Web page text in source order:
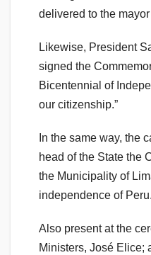
delivered to the
Likewise, President
signed the
Bicentennial of
our citizenship.”
In the same way, the
head of the State the
the Municipality of
independence of Peru.
Also present at the
Ministers, José Elice;